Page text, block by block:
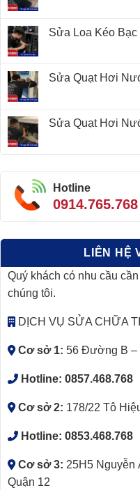
Sửa Loa Kéo Bạc
Sửa Quạt Hơi
Sửa Quạt Hơi
Hotline
0914.765.768
LIÊN HỆ
Quý khách có nhu cầu
chúng tôi.
DỊCH VỤ SỬA CHỮA
Cơ sở 1: 56 Đường B –
Hotline: 0857.468.768
Cơ sở 2: 178/22 Tô
Hotline: 0853.468.768
Cơ sở 3: 25H5 Nguyễn
Quận 12